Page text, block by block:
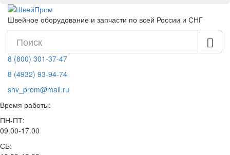
Швейное оборудование и запчасти по всей России и СНГ
8 (800) 301-37-47
8 (4932) 93-94-74
shv_prom@mail.ru
Время работы:
ПН-ПТ:
09.00-17.00
СБ: